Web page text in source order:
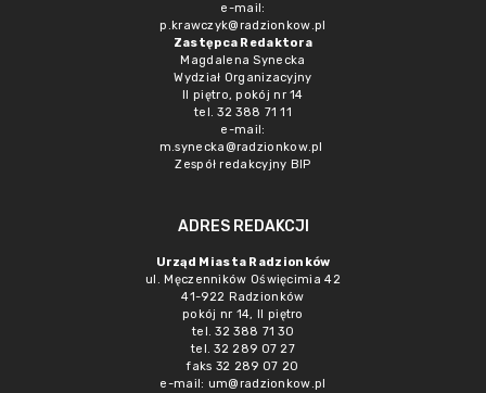
e-mail:
p.krawczyk@radzionkow.pl
Zastępca Redaktora
Magdalena Synecka
Wydział Organizacyjny
II piętro, pokój nr 14
tel. 32 388 71 11
e-mail:
m.synecka@radzionkow.pl
Zespół redakcyjny BIP
ADRES REDAKCJI
Urząd Miasta Radzionków
ul. Męczenników Oświęcimia 42
41-922 Radzionków
pokój nr 14, II piętro
tel. 32 388 71 30
tel. 32 289 07 27
faks 32 289 07 20
e-mail: um@radzionkow.pl